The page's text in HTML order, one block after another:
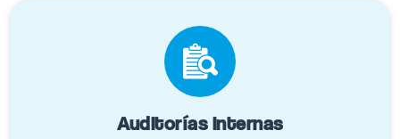
Auditorías internas